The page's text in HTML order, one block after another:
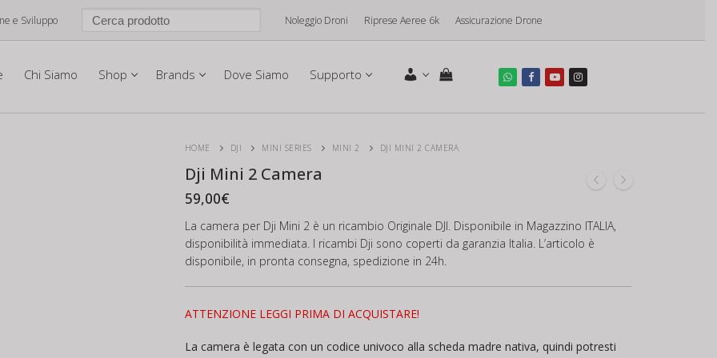
e Sviluppo Noleggio Droni Riprese Aeree 6k Assicurazione Drone
Chi Siamo Shop Brands Dove Siamo Supporto
HOME DJI MINI SERIES MINI 2 DJI MINI 2 CAMERA
Dji Mini 2 Camera
59,00€
La camera per Dji Mini 2 è un ricambio Originale DJI. Disponibile in Magazzino ITALIA,
disponibilità immediata. I ricambi Dji sono coperti da garanzia Italia. L’articolo è
disponibile, in pronta consegna, spedizione in 24h.
ATTENZIONE LEGGI PRIMA DI ACQUISTARE!
La camera è legata con un codice univoco alla scheda madre nativa, quindi potresti